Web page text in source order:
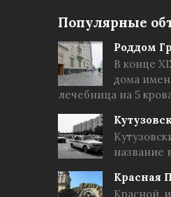
Популярные
Роддом
В конце
дома
лечебница на 5
название
Красная
Красной,